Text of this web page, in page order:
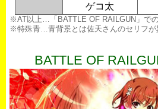
ゲコ太
※AT以上…「BATTLE OF RAILGUN」で
※特殊青…青背景とは佐天さんのセリフが
BATTLE OF